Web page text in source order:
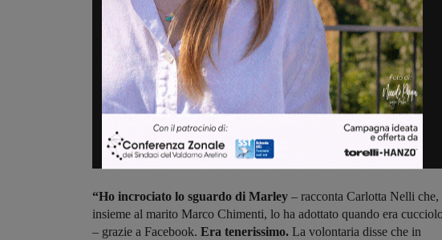
“Ho incrociato lo sguardo di Marley – racconta Carlotta Nelli che,
insieme al marito Marco Chimenti, lo ha adottato quando era
– grazie a Facebook. Era tenerissimo. La volontaria disse che in